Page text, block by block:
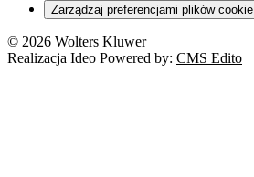
Zarządzaj preferencjami plików cookie
© 2026 Wolters Kluwer
Realizacja Ideo Powered by: CMS Edito